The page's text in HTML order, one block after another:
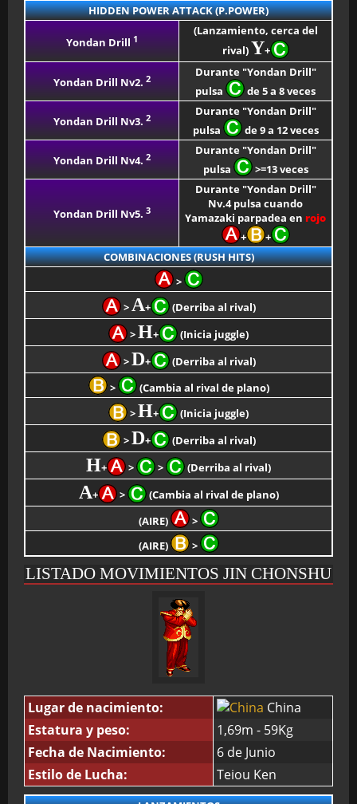
HIDDEN POWER ATTACK (P.POWER)
Yondan Drill 1
(Lanzamiento, cerca del
rival)Y+
Yondan Drill Nv2. 2
Durante "Yondan Drill"
pulsa
de 5 a 8 veces
Yondan Drill Nv3. 2
Durante "Yondan Drill"
pulsa
de 9 a 12 veces
Yondan Drill Nv4. 2
Durante "Yondan Drill"
pulsa
>=13 veces
Yondan Drill Nv5. 3
Durante "Yondan Drill"
Nv.4 pulsa cuando
Yamazaki parpadea en rojo
+
+
COMBINACIONES (RUSH HITS)
>
> A+
(Derriba al rival)
>H+
(Inicia juggle)
>D+
(Derriba al rival)
>
(Cambia al rival de plano)
>H+
(Inicia juggle)
>D+ (Derriba al rival)
H+ > > (Derriba al rival)
A+ >
(Cambia al rival de plano)
(AIRE)
>
(AIRE)
>
LISTADO MOVIMIENTOS JIN CHONSHU
Lugar de nacimiento:
China
Estatura y peso:
1,69m - 59Kg
Fecha de Nacimiento:
6 de Junio
Estilo de Lucha:
Teiou Ken